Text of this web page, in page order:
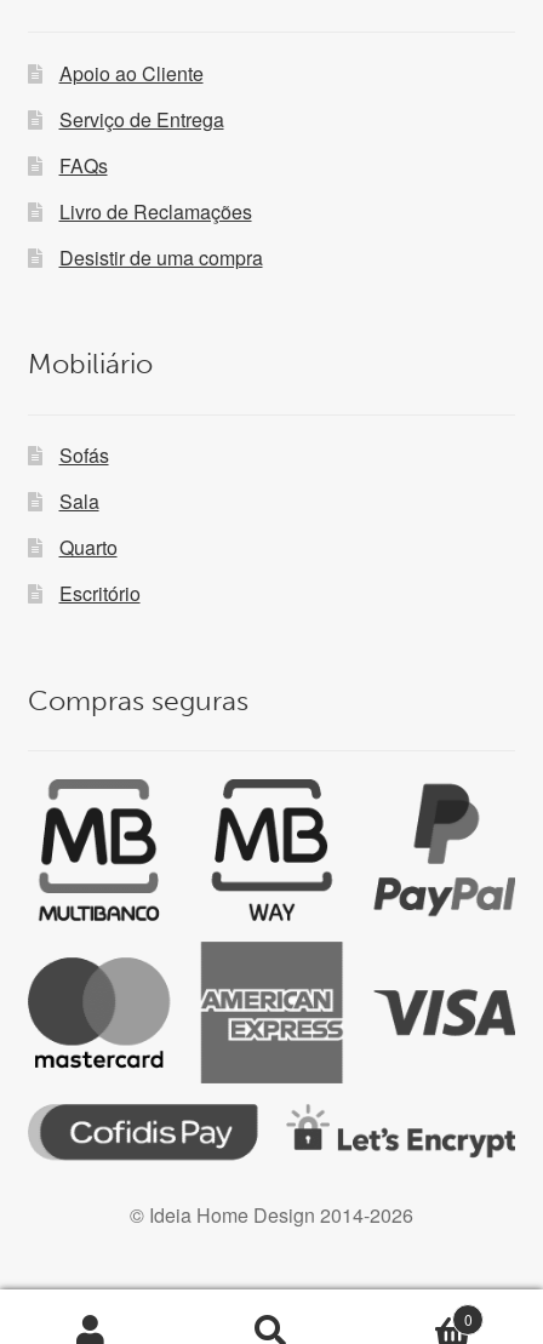
Apoio ao Cliente
Serviço de Entrega
FAQs
Livro de Reclamações
Desistir de uma compra
Mobiliário
Sofás
Sala
Quarto
Escritório
Compras seguras
© Ideia Home Design 2014-2026
0